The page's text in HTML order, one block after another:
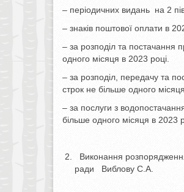
– періодичних видань на 2
– знаків поштової оплати в
– за розподіл та постачання
одного місяця в 2023 році.
– за розподіл, передачу та
строк не більше одного
– за послуги з
більше одного місяця в 2023
Виконання розпорядження
ради Виблову С.А.